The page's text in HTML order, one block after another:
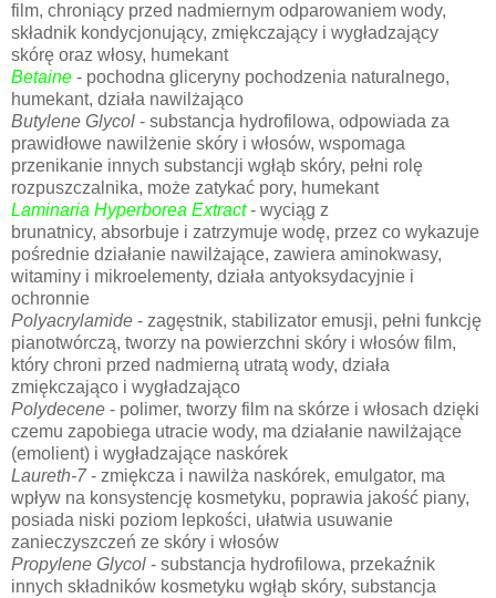
film, chroniący przed nadmiernym odparowaniem wody,
składnik kondycjonujący, zmiękczający i wygładzający
skórę oraz włosy, humekant
Betaine - pochodna gliceryny pochodzenia naturalnego,
humekant, działa nawilżająco
Butylene Glycol - substancja hydrofilowa, odpowiada za
prawidłowe nawilżenie skóry i włosów, wspomaga
przenikanie innych substancji wgłąb skóry, pełni rolę
rozpuszczalnika, może zatykać pory, humekant
Laminaria Hyperborea Extract- wyciąg z
brunatnicy, absorbuje i zatrzymuje wodę, przez co wykazuje
pośrednie działanie nawilżające, zawiera aminokwasy,
witaminy i mikroelementy, działa antyoksydacyjnie i
ochronnie
Polyacrylamide - zagęstnik, stabilizator emusji, pełni funkcję
pianotwórczą, tworzy na powierzchni skóry i włosów film,
który chroni przed nadmierną utratą wody, działa
zmiękczająco i wygładzająco
Polydecene - polimer, tworzy film na skórze i włosach dzięki
czemu zapobiega utracie wody, ma działanie nawilżające
(emolient) i wygładzające naskórek
Laureth-7- zmiękcza i nawilża naskórek, emulgator, ma
wpływ na konsystencję kosmetyku, poprawia jakość piany,
posiada niski poziom lepkości, ułatwia usuwanie
zanieczyszczeń ze skóry i włosów
Propylene Glycol - substancja hydrofilowa, przekaźnik
innych składników kosmetyku wgłąb skóry, substancja